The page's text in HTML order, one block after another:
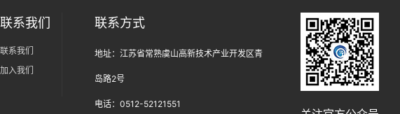
联系我们
联系我们
加入我们
联系方式
地址：江苏省常熟虞山高新技术产业开发区青
岛路2号
电话：0512-52121551